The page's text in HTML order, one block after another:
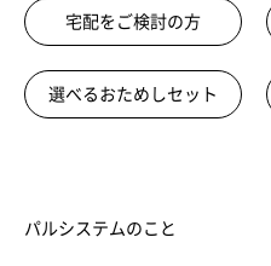
宅配をご検討の方
選べるおためしセット
パルシステムのこと